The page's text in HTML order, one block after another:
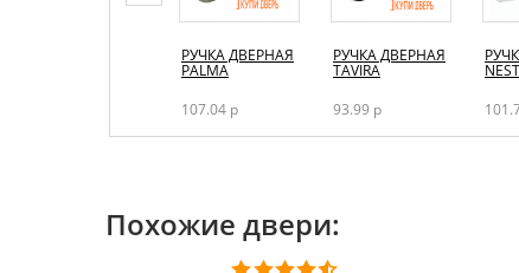
РУЧКА ДВЕРНАЯ
PALMA
107.04 р
РУЧКА ДВЕРНАЯ
TAVIRA
93.99 р
Похожие двери: